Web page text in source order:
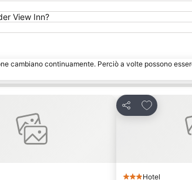
View Inn?
cambiano continuamente. Perciò a volte possono
ai preferiti
Condividi
Aggiungi ai
Hotel